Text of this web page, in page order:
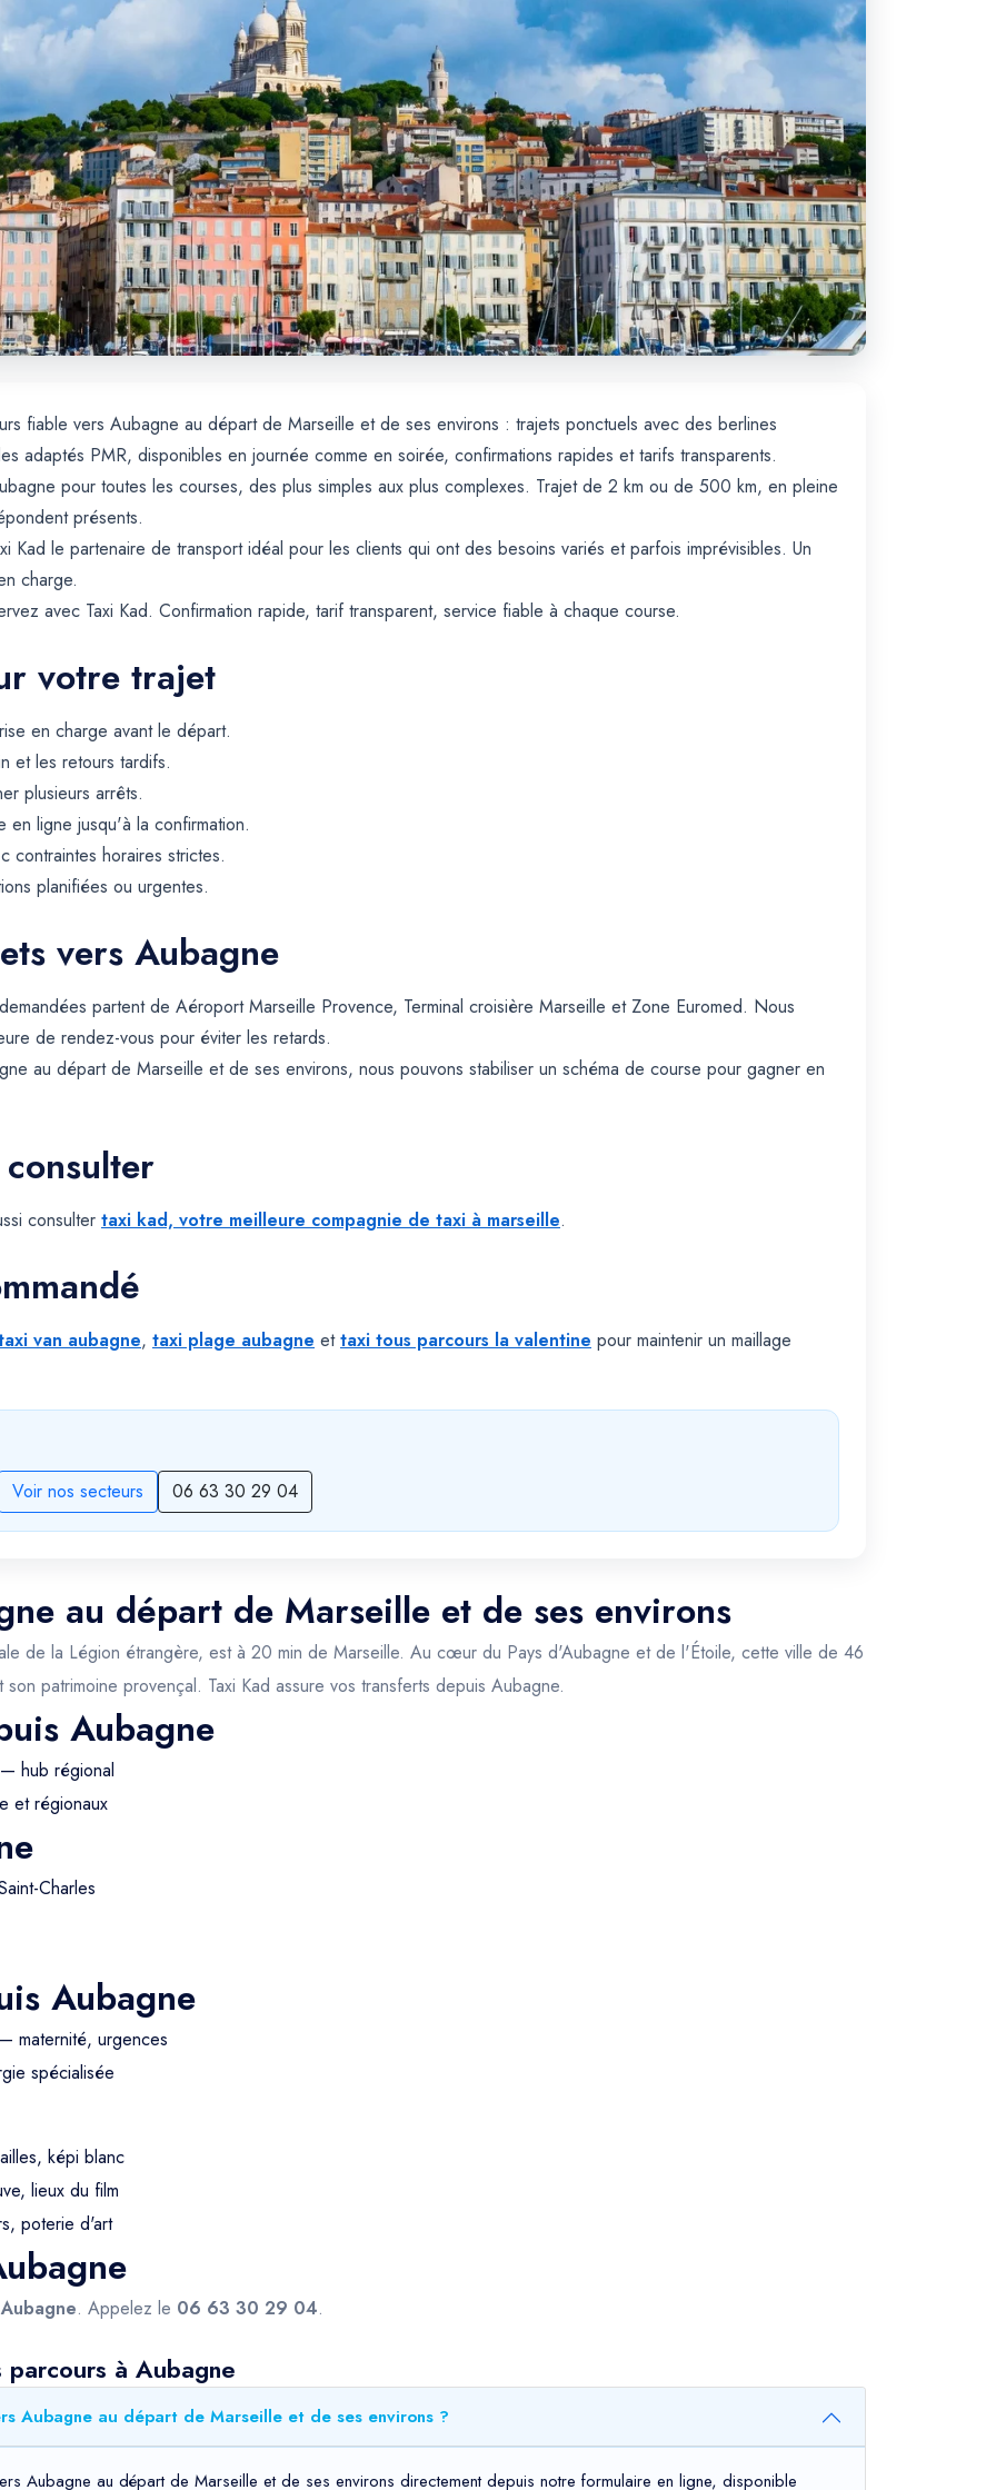
fiable vers Aubagne au départ de Marseille et de ses environs : trajets ponctuels avec des berlines
adaptés PMR, disponibles en journée comme en soirée, confirmations rapides et tarifs transparents.
pour toutes les courses, des plus simples aux plus complexes. Trajet de 2 km ou de 500 km, en pleine
présents.
Kad le partenaire de transport idéal pour les clients qui ont des besoins variés et parfois imprévisibles. Un
charge.
avec Taxi Kad. Confirmation rapide, tarif transparent, service fiable à chaque course.
votre trajet
en charge avant le départ.
et les retours tardifs.
plusieurs arrêts.
en ligne jusqu'à la confirmation.
contraintes horaires strictes.
planifiées ou urgentes.
vers Aubagne
partent de Aéroport Marseille Provence, Terminal croisière Marseille et Zone Euromed. Nous
de rendez-vous pour éviter les retards.
au départ de Marseille et de ses environs, nous pouvons stabiliser un schéma de course pour gagner en
consulter taxi kad, votre meilleure compagnie de taxi à marseille.
van aubagne, taxi plage aubagne ettaxi tous parcours la valentine pour maintenir un maillage
Voir nos secteurs 06 63 30 29 04
au départ de Marseille et de ses environs
de la Légion étrangère, est à 20 min de Marseille. Au cœur du Pays d'Aubagne et de l'Étoile, cette ville de 46
patrimoine provençal. Taxi Kad assure vos transferts depuis Aubagne.
Aubagne
hub régional
et régionaux
Charles
Aubagne
maternité, urgences
spécialisée
képi blanc
lieux du film
poterie d'art
Aubagne. Appelez le 06 63 30 29 04.
à Aubagne
Aubagne au départ de Marseille et de ses environs ?
Aubagne au départ de Marseille et de ses environs directement depuis notre formulaire en ligne, disponible